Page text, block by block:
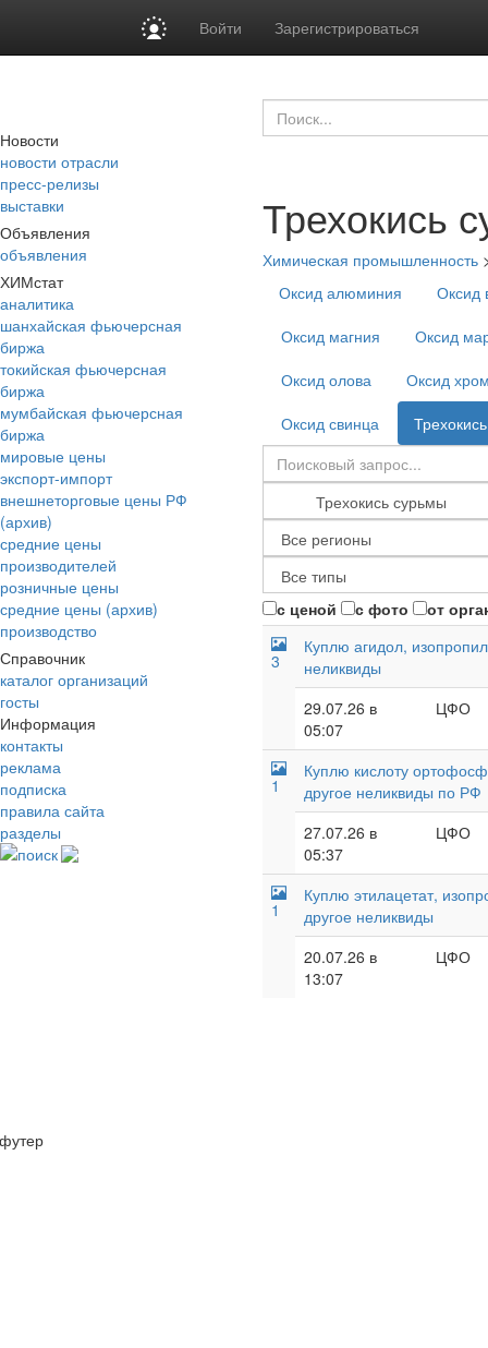
Войти Зарегистрироваться
Новости
новости отрасли
пресс-релизы
выставки
Объявления
объявления
ХИМстат
аналитика
шанхайская фьючерсная
биржа
токийская фьючерсная
биржа
мумбайская фьючерсная
биржа
мировые цены
экспорт-импорт
внешнеторговые цены РФ
(архив)
средние цены
производителей
розничные цены
средние цены (архив)
производство
Справочник
каталог организаций
госты
Информация
контакты
реклама
подписка
правила сайта
разделы
поиск
Трехокись
Химическая промышленность
Оксид алюминия
Оксид
Оксид магния
Оксид
Оксид олова
Оксид
Оксид свинца
с ценой с фото от
3
Куплю агидол,
неликвиды
29.07.26 в
05:07
ЦФО
1
Куплю кислоту
другое неликвиды по РФ
27.07.26 в
05:37
ЦФО
1
Куплю этилацетат,
другое неликвиды
20.07.26 в
13:07
ЦФО
футер